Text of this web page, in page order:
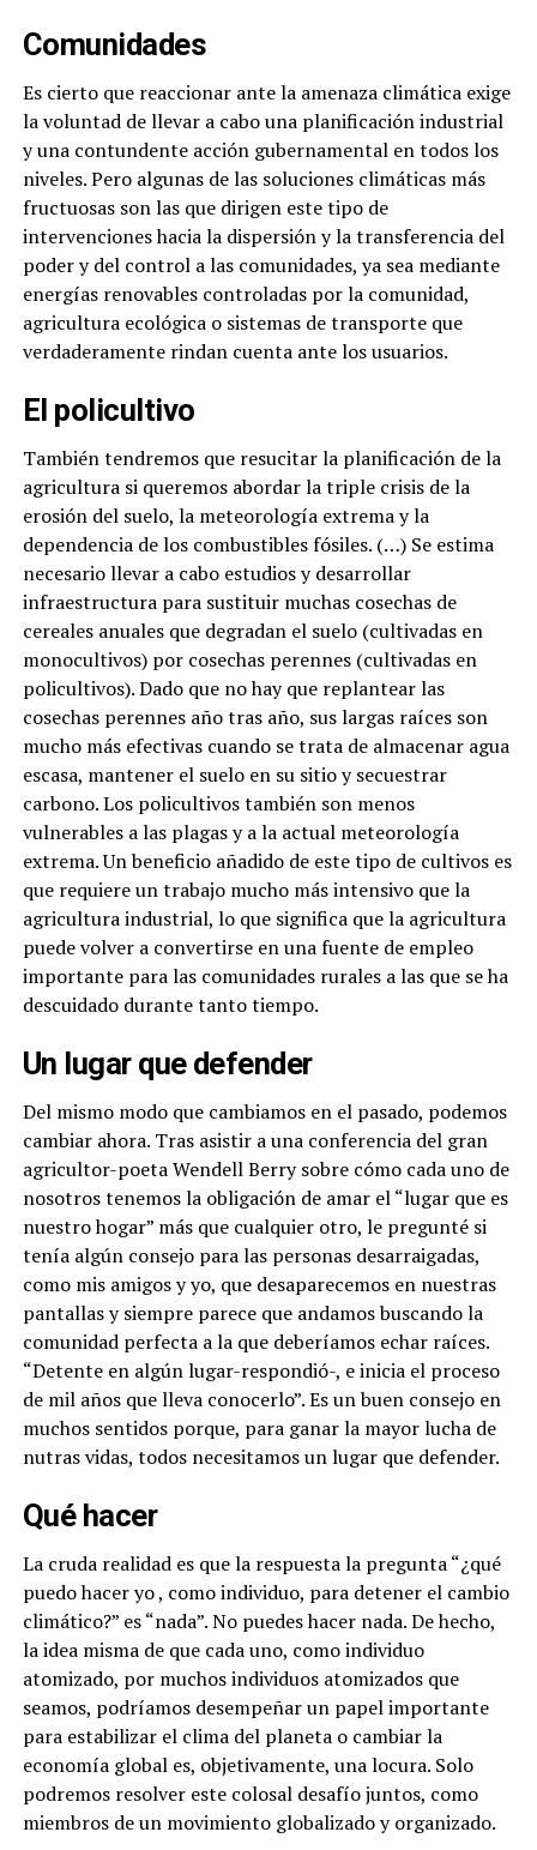
Comunidades
Es cierto que reaccionar ante la amenaza climática exige
la voluntad de llevar a cabo una planificación industrial
y una contundente acción gubernamental en todos los
niveles. Pero algunas de las soluciones climáticas más
fructuosas son las que dirigen este tipo de
intervenciones hacia la dispersión y la transferencia del
poder y del control a las comunidades, ya sea mediante
energías renovables controladas por la comunidad,
agricultura ecológica o sistemas de transporte que
verdaderamente rindan cuenta ante los usuarios.
El policultivo
También tendremos que resucitar la planificación de la
agricultura si queremos abordar la triple crisis de la
erosión del suelo, la meteorología extrema y la
dependencia de los combustibles fósiles. (…) Se estima
necesario llevar a cabo estudios y desarrollar
infraestructura para sustituir muchas cosechas de
cereales anuales que degradan el suelo (cultivadas en
monocultivos) por cosechas perennes (cultivadas en
policultivos). Dado que no hay que replantear las
cosechas perennes año tras año, sus largas raíces son
mucho más efectivas cuando se trata de almacenar agua
escasa, mantener el suelo en su sitio y secuestrar
carbono. Los policultivos también son menos
vulnerables a las plagas y a la actual meteorología
extrema. Un beneficio añadido de este tipo de cultivos es
que requiere un trabajo mucho más intensivo que la
agricultura industrial, lo que significa que la agricultura
puede volver a convertirse en una fuente de empleo
importante para las comunidades rurales a las que se ha
descuidado durante tanto tiempo.
Un lugar que defender
Del mismo modo que cambiamos en el pasado, podemos
cambiar ahora. Tras asistir a una conferencia del gran
agricultor-poeta Wendell Berry sobre cómo cada uno de
nosotros tenemos la obligación de amar el “lugar que es
nuestro hogar” más que cualquier otro, le pregunté si
tenía algún consejo para las personas desarraigadas,
como mis amigos y yo, que desaparecemos en nuestras
pantallas y siempre parece que andamos buscando la
comunidad perfecta a la que deberíamos echar raíces.
“Detente en algún lugar-respondió-, e inicia el proceso
de mil años que lleva conocerlo”. Es un buen consejo en
muchos sentidos porque, para ganar la mayor lucha de
nutras vidas, todos necesitamos un lugar que defender.
Qué hacer
La cruda realidad es que la respuesta la pregunta “¿qué
puedo hacer yo , como individuo, para detener el cambio
climático?” es “nada”. No puedes hacer nada. De hecho,
la idea misma de que cada uno, como individuo
atomizado, por muchos individuos atomizados que
seamos, podríamos desempeñar un papel importante
para estabilizar el clima del planeta o cambiar la
economía global es, objetivamente, una locura. Solo
podremos resolver este colosal desafío juntos, como
miembros de un movimiento globalizado y organizado.